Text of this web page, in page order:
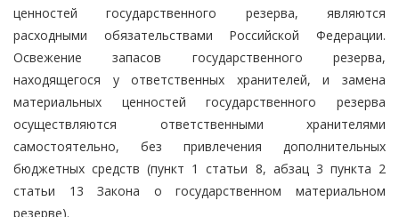
ценностей государственного резерва, являются
расходными обязательствами Российской Федерации.
Освежение запасов государственного резерва,
находящегося у ответственных хранителей, и замена
материальных ценностей государственного резерва
осуществляются ответственными хранителями
самостоятельно, без привлечения дополнительных
бюджетных средств (пункт 1 статьи 8, абзац 3 пункта 2
статьи 13 Закона о государственном материальном
резерве).